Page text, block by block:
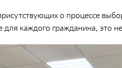
о процессе
каждого гражданина, это